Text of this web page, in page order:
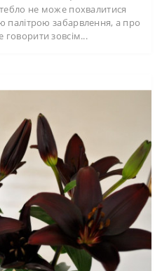
не може похвалитися
палітрою забарвлення, а про
зовсім...